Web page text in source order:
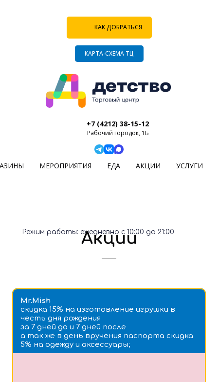
КАК ДОБРАТЬСЯ
КАРТА-СХЕМА ТЦ
+7 (4212) 38-15-12
Рабочий городок, 1Б
МЕРОПРИЯТИЯ ЕДА АКЦИИ УСЛУГИ
Режим работы: ежедневно с 10:00 до 21:00
Акции
Mr.Mish
скидка 15% на изготовление игрушки в
честь дня рождения
за 7 дней до и 7 дней после
а так же в день вручения паспорта скидка
5% на одежду и аксессуары;